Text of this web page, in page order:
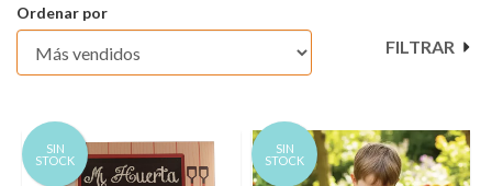
Ordenar por
FILTRAR
SIN
STOCK
SIN
STOCK